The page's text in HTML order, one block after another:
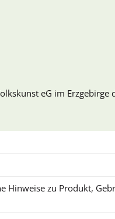
eG im Erzgebirge
Hinweise zu Produkt,